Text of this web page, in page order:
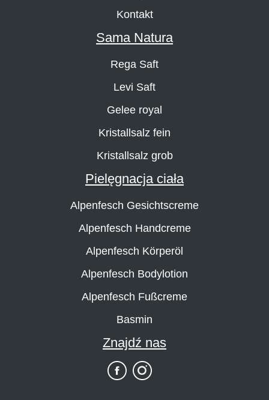
Kontakt
Sama Natura
Rega Saft
Levi Saft
Gelee royal
Kristallsalz fein
Kristallsalz grob
Pielęgnacja ciała
Alpenfesch Gesichtscreme
Alpenfesch Handcreme
Alpenfesch Körperöl
Alpenfesch Bodylotion
Alpenfesch Fußcreme
Basmin
Znajdź nas